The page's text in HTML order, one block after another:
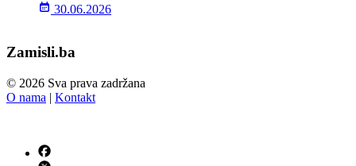
30.06.2026
Zamisli.ba
© 2026 Sva prava zadržana
O nama | Kontakt